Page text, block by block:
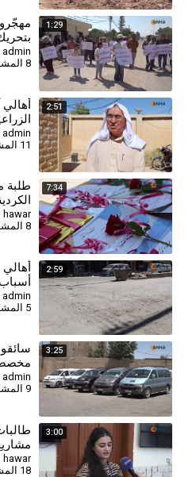
1:29
مهجّرو
بتحريك
في
admin
8 المشاهدات
2:51
أهالي
العربي
admin
11 المشاهدات
7:34
طلبة
الكردية
hawar
8 المشاهدات
2:59
⁣أهالي
أسباب
admin
3:25
سائقو
admin
9 المشاهدات
3:00
طالبات
مشاريع
المجتمع
hawar
18 المشاهدات